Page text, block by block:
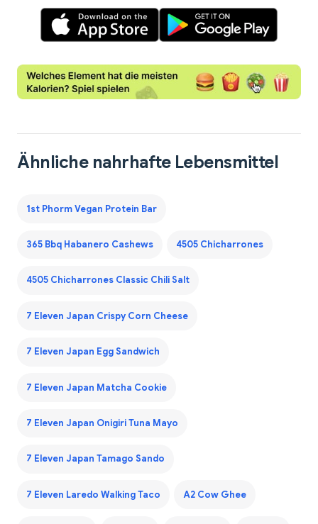
Ähnliche nahrhafte Lebensmittel
1st Phorm Vegan Protein Bar
365 Bbq Habanero Cashews 4505 Chicharrones
4505 Chicharrones Classic Chili Salt
7 Eleven Japan Crispy Corn Cheese
7 Eleven Japan Egg Sandwich
7 Eleven Japan Matcha Cookie
7 Eleven Japan Onigiri Tuna Mayo
7 Eleven Japan Tamago Sando
7 Eleven Laredo Walking Taco A2 Cow Ghee